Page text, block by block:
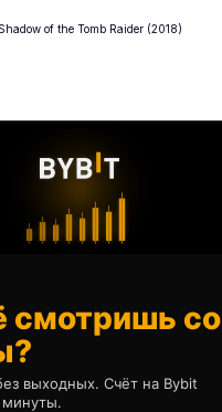
of the Tomb Raider (2018)
смотришь со
выходных. Счёт на Bybit
минуты.